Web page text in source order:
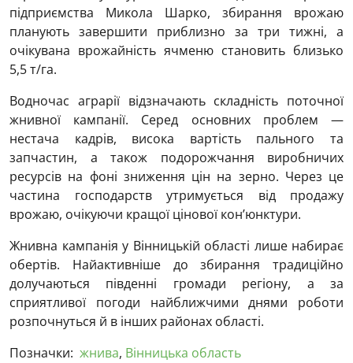
підприємства Микола Шарко, збирання врожаю
планують завершити приблизно за три тижні, а
очікувана врожайність ячменю становить близько
5,5 т/га.
Водночас аграрії відзначають складність поточної
жнивної кампанії. Серед основних проблем —
нестача кадрів, висока вартість пального та
запчастин, а також подорожчання виробничих
ресурсів на фоні зниження цін на зерно. Через це
частина господарств утримується від продажу
врожаю, очікуючи кращої цінової кон’юнктури.
Жнивна кампанія у Вінницькій області лише набирає
обертів. Найактивніше до збирання традиційно
долучаються південні громади регіону, а за
сприятливої погоди найближчими днями роботи
розпочнуться й в інших районах області.
Позначки: жнива, Вінницька область